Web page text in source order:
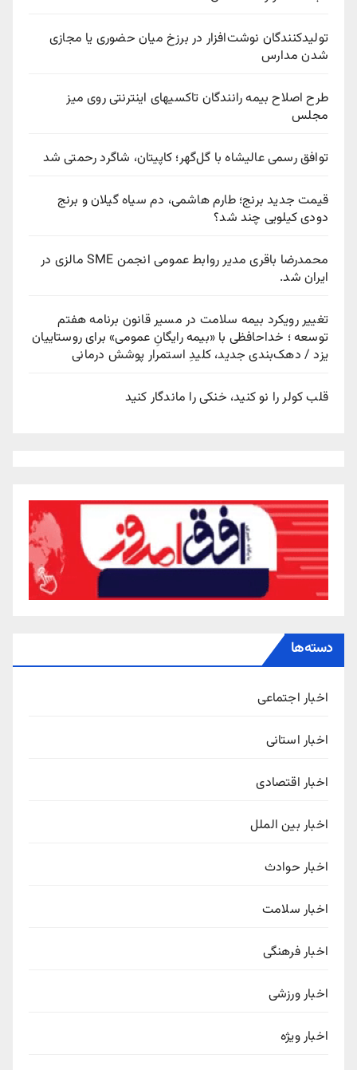
تولیدکنندگان نوشت‌افزار در برزخ میان حضوری یا مجازی
شدن مدارس
طرح اصلاح بیمه رانندگان تاکسیهای اینترنتی روی میز
مجلس
توافق رسمی عالیشاه با گل‌گهر؛ کاپیتان، شاگرد رحمتی شد
قیمت جدید برنج؛ طارم هاشمی، دم سیاه گیلان و برنج
دودی کیلویی چند شد؟
محمدرضا باقری مدیر روابط عمومی انجمن SME مالزی در
ایران شد.
تغییر رویکرد بیمه سلامت در مسیر قانون برنامه هفتم
توسعه ؛ خداحافظی با «بیمه رایگانِ عمومی» برای روستاییان
یزد / دهک‌بندی جدید، کلیدِ استمرار پوشش درمانی
قلب کولر را نو کنید، خنکی را ماندگار کنید
دسته‌ها
اخبار اجتماعی
اخبار استانی
اخبار اقتصادی
اخبار بین الملل
اخبار حوادث
اخبار سلامت
اخبار فرهنگی
اخبار ورزشی
اخبار ویژه